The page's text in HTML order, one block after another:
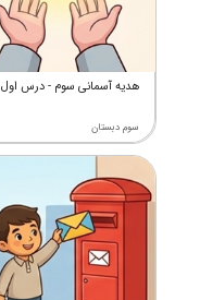
هدیه آسمانی سوم - درس اول
سوم دبستان